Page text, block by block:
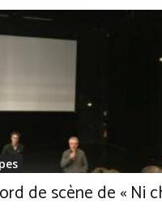
de scène de « Ni